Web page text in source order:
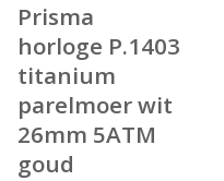
Prisma
horloge P.1403
titanium
parelmoer wit
26mm 5ATM
goud